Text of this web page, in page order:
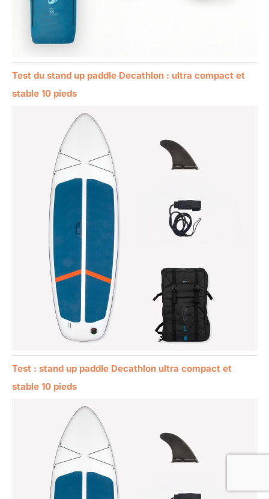
Test du stand up paddle Decathlon : ultra compact et
stable 10 pieds
Test : stand up paddle Decathlon ultra compact et
stable 10 pieds